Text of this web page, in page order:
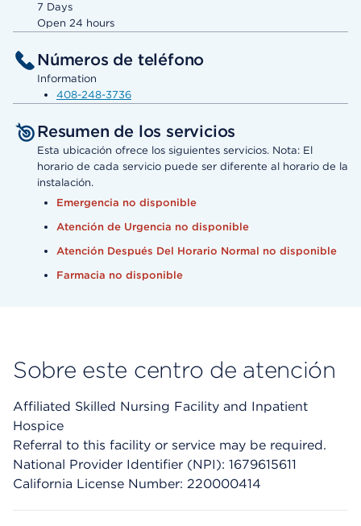
7 Days
Open 24 hours
Números de teléfono
Information
408-248-3736
Resumen de los servicios
Esta ubicación ofrece los siguientes servicios. Nota: El
horario de cada servicio puede ser diferente al horario de la
instalación.
Emergencia no disponible
Atención de Urgencia no disponible
Atención Después Del Horario Normal no disponible
Farmacia no disponible
Sobre este centro de atención
Affiliated Skilled Nursing Facility and Inpatient
Hospice
Referral to this facility or service may be required.
National Provider Identifier (NPI): 1679615611
California License Number: 220000414